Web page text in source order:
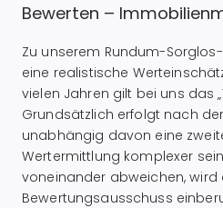
Bewerten –
Zu unserem Rundum-
eine realistische
vielen Jahren gilt bei uns das
Grundsätzlich erfolgt nach
unabhängig davon eine
Wertermittlung komplexer
voneinander abweichen, wird
Bewertungsausschuss